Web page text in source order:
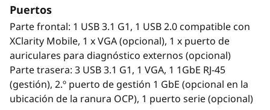
virtualización, informática de alto rendimiento
y para la nube, precisan servidores con
potencia, velocidad y capacidad para operar
sin interrupciones. La gran cantidad de
memoria DDR5 de última generación que
admite el ThinkSystem SR650 V3 ofrece el
Puertos
Parte frontal: 1 USB 3.1 G1, 1 USB 2.0 compatible con
XClarity Mobile, 1 x VGA (opcional), 1 x puerto de
auriculares para diagnóstico externos (opcional)
Parte trasera: 3 USB 3.1 G1, 1 VGA, 1 1GbE RJ-45
(gestión), 2.º puerto de gestión 1 GbE (opcional en la
ubicación de la ranura OCP), 1 puerto serie (opcional)